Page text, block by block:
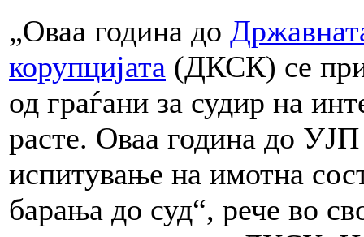
„Оваа година до
корупцијата (ДКСК) се
од граѓани за судир на
расте. Оваа година до
испитување на имотна
барања до суд“, рече во